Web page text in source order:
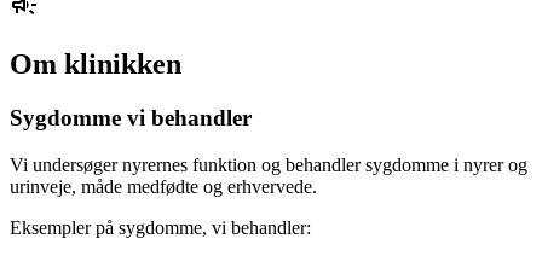
Om klinikken
Sygdomme vi behandler
Vi undersøger nyrernes funktion og behandler sygdomme i nyrer og
urinveje, måde medfødte og erhvervede.
Eksempler på sygdomme, vi behandler: